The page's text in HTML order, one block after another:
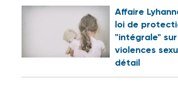
Affaire
loi de
"intégrale"
violences
détail